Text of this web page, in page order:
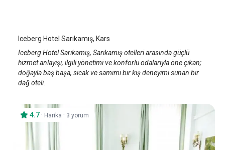
Iceberg Hotel Sarıkamış, Kars
Iceberg Hotel Sarıkamış, Sarıkamış otelleri arasında güçlü
hizmet anlayışı, ilgili yönetimi ve konforlu odalarıyla öne çıkan;
doğayla baş başa, sıcak ve samimi bir kış deneyimi sunan bir
dağ oteli.
4.7 · Harika · 3 yorum